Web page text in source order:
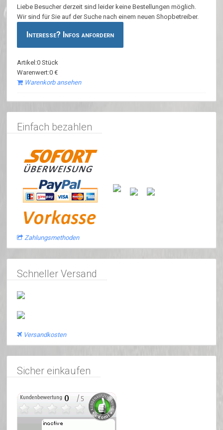
Liebe Besucher derzeit sind leider keine Bestellungen möglich.
Wir sind für Sie auf der Suche nach einem neuen Shopbetreiber.
Interesse? Infos anfordern
Artikel:0 Stück
Warenwert:0 €
Warenkorb ansehen
Einfach bezahlen
Zahlungsmethoden
Schneller Versand
Versandkosten
Sicher einkaufen